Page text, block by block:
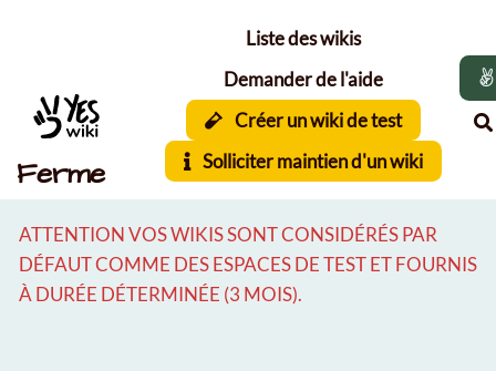
Ferme
Liste des wikis
Demander de l'aide
Créer un wiki de test
Solliciter maintien d'un wiki
ATTENTION VOS WIKIS SONT CONSIDÉRÉS PAR
DÉFAUT COMME DES ESPACES DE TEST ET FOURNIS
À DURÉE DÉTERMINÉE (3 MOIS).